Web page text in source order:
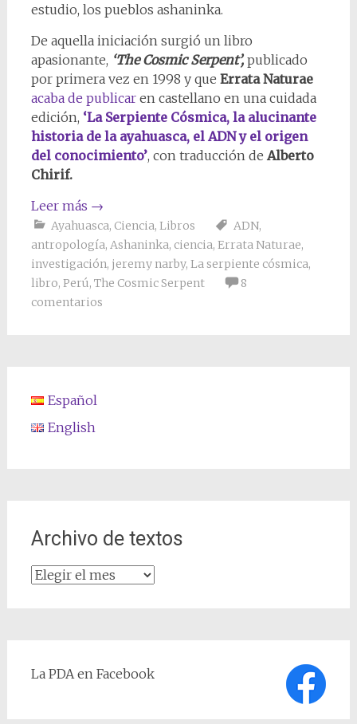
estudio, los pueblos ashaninka.
De aquella iniciación surgió un libro
apasionante, ‘The Cosmic Serpent’,publicado
por primera vez en 1998 y que Errata Naturae
acaba de publicaren castellano en una cuidada
edición, ‘La Serpiente Cósmica, la alucinante
historia de la ayahuasca, el ADN y el origen
del conocimiento’, con traducción de Alberto
Chirif.
Leer más →
Ayahuasca, Ciencia, Libros ADN,
antropología, Ashaninka, ciencia, Errata Naturae,
investigación, jeremy narby, La serpiente cósmica,
libro, Perú, The Cosmic Serpent
8
comentarios
Español
English
Archivo de textos
Archivo
La PDA en Facebook